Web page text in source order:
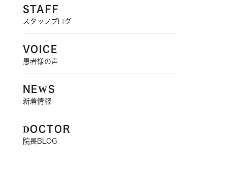
STAFF
スタッフブログ
VOICE
患者様の声
NEWS
新着情報
DOCTOR
院長BLOG